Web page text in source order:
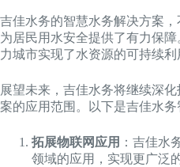
吉佳水务的智慧水务解决方案
为居民用水安全提供了有力保
力城市实现了水资源的可持续利
展望未来，吉佳水务将继续深
案的应用范围。以下是吉佳水务
拓展物联网应用 ：吉佳水
领域的应用，实现更广泛